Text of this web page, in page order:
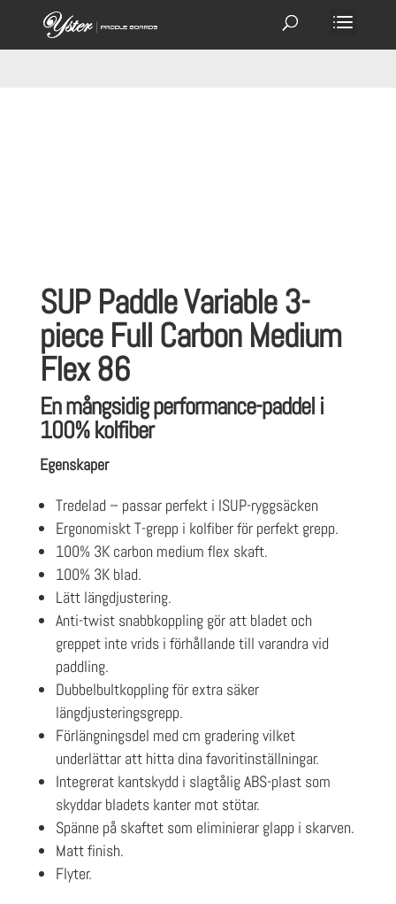
SUP Paddle Variable 3-
piece Full Carbon Medium
Flex 86
En mångsidig performance-paddel i
100% kolfiber
Egenskaper
Tredelad – passar perfekt i ISUP-ryggsäcken
Ergonomiskt T-grepp i kolfiber för perfekt grepp.
100% 3K carbon medium flex skaft.
100% 3K blad.
Lätt längdjustering.
Anti-twist snabbkoppling gör att bladet och
greppet inte vrids i förhållande till varandra vid
paddling.
Dubbelbultkoppling för extra säker
längdjusteringsgrepp.
Förlängningsdel med cm gradering vilket
underlättar att hitta dina favoritinställningar.
Integrerat kantskydd i slagtålig ABS-plast som
skyddar bladets kanter mot stötar.
Spänne på skaftet som eliminierar glapp i skarven.
Matt finish.
Flyter.